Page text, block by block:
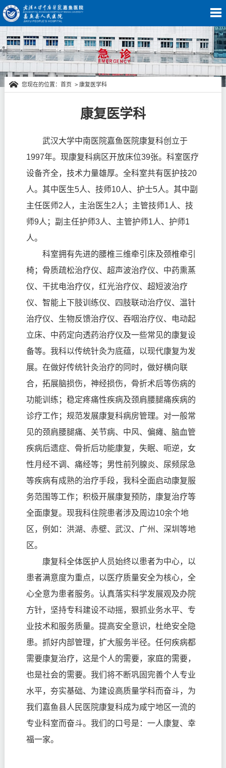
您现在的位置： 首页 > 康复医学科
康复医学科
武汉大学中南医院嘉鱼医院康复科创立于
1997年。现康复科病区开放床位39张。科室医疗
设备齐全，技术力量雄厚。全科室共有医护技20
人。其中医生5人、技师10人、护士5人。其中副
主任医师2人，主治医生2人；主管技师1人、技
师9人；副主任护师3人、主管护师1人、护师1
人。
科室拥有先进的腰椎三维牵引床及颈椎牵引
椅；骨质疏松治疗仪、超声波治疗仪、中药熏蒸
仪、干扰电治疗仪，红光治疗仪、超短波治疗
仪、智能上下肢训练仪、四肢联动治疗仪、温针
治疗仪、生物反馈治疗仪、吞咽治疗仪、电动起
立床、中药定向透药治疗仪及一些常见的康复设
备等。我科以传统针灸为底蕴，以现代康复为发
展。在做好传统针灸治疗的同时，做好横向联
合，拓展脑损伤，神经损伤，骨折术后等伤病的
功能训练；稳定疼痛性疾病及颈肩腰腿痛疾病的
诊疗工作；规范发展康复科病房管理。对一般常
见的颈肩腰腿痛、关节病、中风、偏瘫、脑血管
疾病后遗症、骨折后功能康复，失眠、呃逆，女
性月经不调、痛经等；男性前列腺炎、尿频尿急
等疾病有成熟的治疗手段，我科全面启动康复服
务范围等工作；积极开展康复预防，康复治疗等
全面康复。现我科住院患者涉及周边10余个地
区，例如：洪湖、赤壁、武汉、广州、深圳等地
区。
康复科全体医护人员始终以患者为中心， 以
患者满意度为重点，以医疗质量安全为核心，全
心全意为患者服务。 认真落实科学发展观及办院
方针，坚持专科建设不动摇，狠抓业务水平、专
业技术和服务质量。提高安全意识，杜绝安全隐
患。抓好内部管理，扩大服务半径。任何疾病都
需要康复治疗， 这是个人的需要，家庭的需要，
也是社会的需要。 我们将不断巩固完善个人专业
水平，夯实基础、为建设高质量学科而奋斗，为
我们嘉鱼县人民医院康复科成为咸宁地区一流的
专业科室而奋斗。 我们的口号是：一人康复、幸
福一家。